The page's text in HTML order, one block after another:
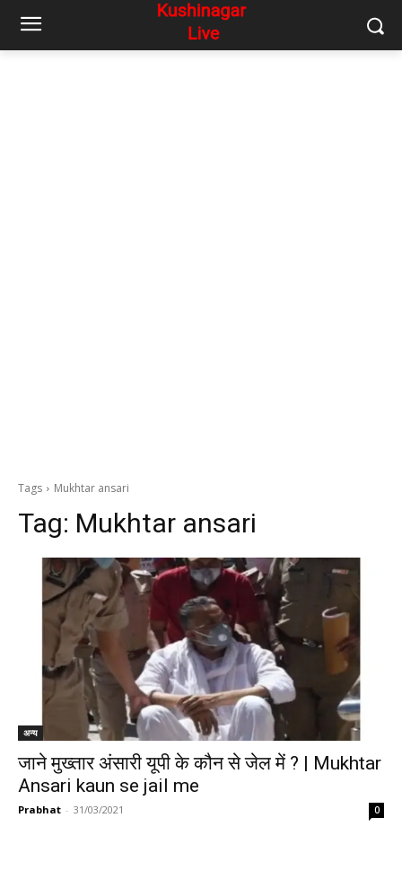
Tags Mukhtar ansari
Tag: Mukhtar ansari
अन्य
जाने मुख्तार अंसारी यूपी के कौन से जेल में ? | Mukhtar
Ansari kaun se jail me
Prabhat - 31/03/2021 0